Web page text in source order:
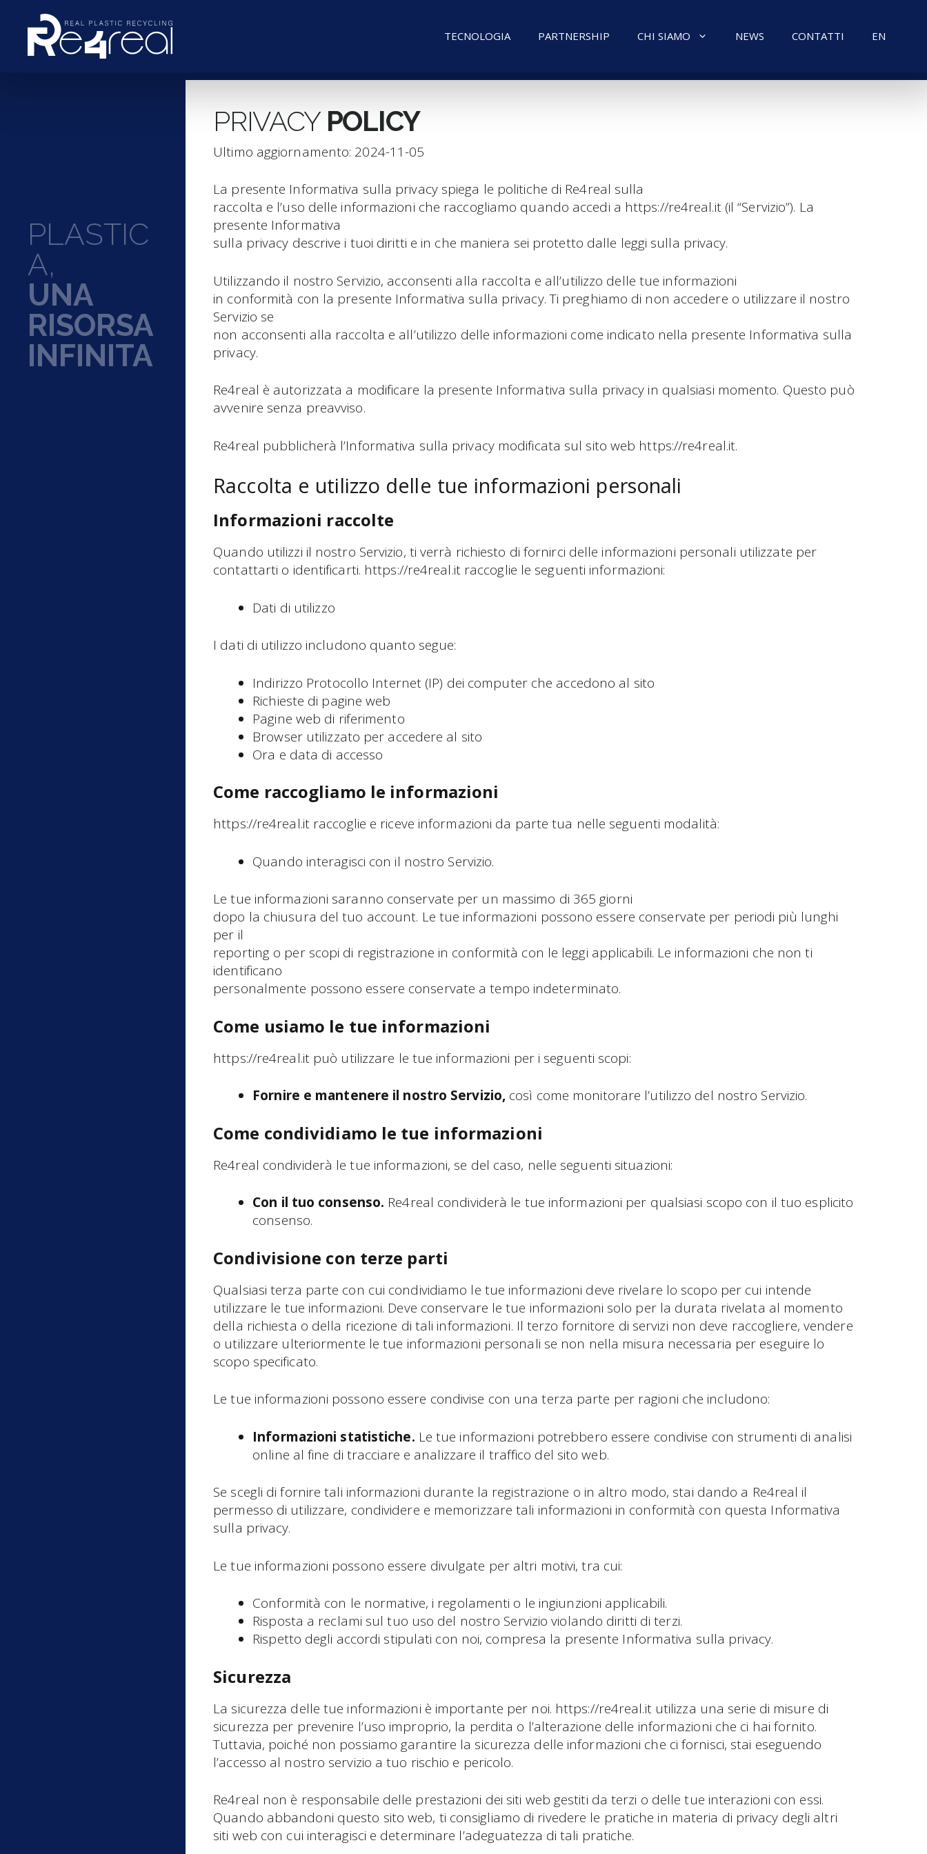
TECNOLOGIA PARTNERSHIP CHI SIAMO NEWS CONTATTI EN
PLASTIC
A,
UNA
RISORSA
INFINITA
PRIVACY POLICY
Ultimo aggiornamento: 2024-11-05
La presente Informativa sulla privacy spiega le politiche di Re4real sulla
raccolta e l’uso delle informazioni che raccogliamo quando accedi a https://re4real.it (il “Servizio”). La
presente Informativa
sulla privacy descrive i tuoi diritti e in che maniera sei protetto dalle leggi sulla privacy.
Utilizzando il nostro Servizio, acconsenti alla raccolta e all’utilizzo delle tue informazioni
in conformità con la presente Informativa sulla privacy. Ti preghiamo di non accedere o utilizzare il nostro
Servizio se
non acconsenti alla raccolta e all’utilizzo delle informazioni come indicato nella presente Informativa sulla
privacy.
Re4real è autorizzata a modificare la presente Informativa sulla privacy in qualsiasi momento. Questo può
avvenire senza preavviso.
Re4real pubblicherà l’Informativa sulla privacy modificata sul sito web https://re4real.it.
Raccolta e utilizzo delle tue informazioni personali
Informazioni raccolte
Quando utilizzi il nostro Servizio, ti verrà richiesto di fornirci delle informazioni personali utilizzate per
contattarti o identificarti. https://re4real.it raccoglie le seguenti informazioni:
Dati di utilizzo
I dati di utilizzo includono quanto segue:
Indirizzo Protocollo Internet (IP) dei computer che accedono al sito
Richieste di pagine web
Pagine web di riferimento
Browser utilizzato per accedere al sito
Ora e data di accesso
Come raccogliamo le informazioni
https://re4real.it raccoglie e riceve informazioni da parte tua nelle seguenti modalità:
Quando interagisci con il nostro Servizio.
Le tue informazioni saranno conservate per un massimo di 365 giorni
dopo la chiusura del tuo account. Le tue informazioni possono essere conservate per periodi più lunghi
per il
reporting o per scopi di registrazione in conformità con le leggi applicabili. Le informazioni che non ti
identificano
personalmente possono essere conservate a tempo indeterminato.
Come usiamo le tue informazioni
https://re4real.it può utilizzare le tue informazioni per i seguenti scopi:
Fornire e mantenere il nostro Servizio, così come monitorare l’utilizzo del nostro Servizio.
Come condividiamo le tue informazioni
Re4real condividerà le tue informazioni, se del caso, nelle seguenti situazioni:
Con il tuo consenso. Re4real condividerà le tue informazioni per qualsiasi scopo con il tuo esplicito
consenso.
Condivisione con terze parti
Qualsiasi terza parte con cui condividiamo le tue informazioni deve rivelare lo scopo per cui intende
utilizzare le tue informazioni. Deve conservare le tue informazioni solo per la durata rivelata al momento
della richiesta o della ricezione di tali informazioni. Il terzo fornitore di servizi non deve raccogliere, vendere
o utilizzare ulteriormente le tue informazioni personali se non nella misura necessaria per eseguire lo
scopo specificato.
Le tue informazioni possono essere condivise con una terza parte per ragioni che includono:
Informazioni statistiche. Le tue informazioni potrebbero essere condivise con strumenti di analisi
online al fine di tracciare e analizzare il traffico del sito web.
Se scegli di fornire tali informazioni durante la registrazione o in altro modo, stai dando a Re4real il
permesso di utilizzare, condividere e memorizzare tali informazioni in conformità con questa Informativa
sulla privacy.
Le tue informazioni possono essere divulgate per altri motivi, tra cui:
Conformità con le normative, i regolamenti o le ingiunzioni applicabili.
Risposta a reclami sul tuo uso del nostro Servizio violando diritti di terzi.
Rispetto degli accordi stipulati con noi, compresa la presente Informativa sulla privacy.
Sicurezza
La sicurezza delle tue informazioni è importante per noi. https://re4real.it utilizza una serie di misure di
sicurezza per prevenire l’uso improprio, la perdita o l’alterazione delle informazioni che ci hai fornito.
Tuttavia, poiché non possiamo garantire la sicurezza delle informazioni che ci fornisci, stai eseguendo
l’accesso al nostro servizio a tuo rischio e pericolo.
Re4real non è responsabile delle prestazioni dei siti web gestiti da terzi o delle tue interazioni con essi.
Quando abbandoni questo sito web, ti consigliamo di rivedere le pratiche in materia di privacy degli altri
siti web con cui interagisci e determinare l’adeguatezza di tali pratiche.